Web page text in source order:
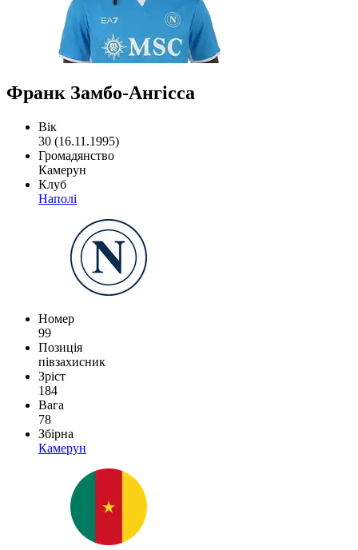
Франк Замбо-Ангісса
Вік
30 (16.11.1995)
Громадянство
Камерун
Клуб
Наполі
Номер
99
Позиція
півзахисник
Зріст
184
Вага
78
Збірна
Камерун